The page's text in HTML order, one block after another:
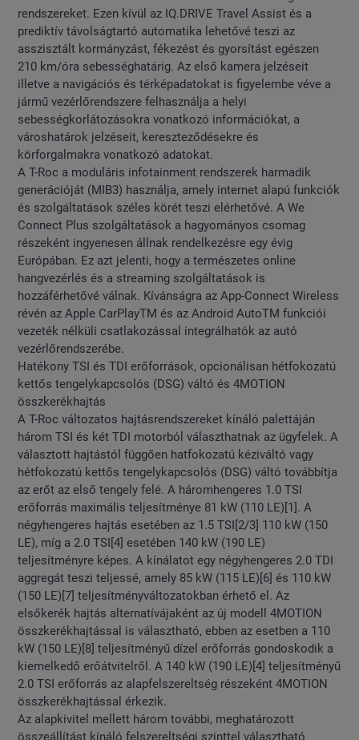
rendszereket. Ezen kívül az IQ.DRIVE Travel Assist és a
prediktív távolságtartó automatika lehetővé teszi az
asszisztált kormányzást, fékezést és gyorsítást egészen
210 km/óra sebességhatárig. Az első kamera jelzéseit
illetve a navigációs és térképadatokat is figyelembe véve a
jármű vezérlőrendszere felhasználja a helyi
sebességkorlátozásokra vonatkozó információkat, a
városhatárok jelzéseit, kereszteződésekre és
körforgalmakra vonatkozó adatokat.
A T-Roc a moduláris infotainment rendszerek harmadik
generációját (MIB3) használja, amely internet alapú funkciók
és szolgáltatások széles körét teszi elérhetővé. A We
Connect Plus szolgáltatások a hagyományos csomag
részeként ingyenesen állnak rendelkezésre egy évig
Európában. Ez azt jelenti, hogy a természetes online
hangvezérlés és a streaming szolgáltatások is
hozzáférhetővé válnak. Kívánságra az App-Connect Wireless
révén az Apple CarPlayTM és az Android AutoTM funkciói
vezeték nélküli csatlakozással integrálhatók az autó
vezérlőrendszerébe.
Hatékony TSI és TDI erőforrások, opcionálisan hétfokozatú
kettős tengelykapcsolós (DSG) váltó és 4MOTION
összkerékhajtás
A T-Roc változatos hajtásrendszereket kínáló palettáján
három TSI és két TDI motorból választhatnak az ügyfelek. A
választott hajtástól függően hatfokozatú kéziváltó vagy
hétfokozatú kettős tengelykapcsolós (DSG) váltó továbbítja
az erőt az első tengely felé. A háromhengeres 1.0 TSI
erőforrás maximális teljesítménye 81 kW (110 LE)[1]. A
négyhengeres hajtás esetében az 1.5 TSI[2/3] 110 kW (150
LE), míg a 2.0 TSI[4] esetében 140 kW (190 LE)
teljesítményre képes. A kínálatot egy négyhengeres 2.0 TDI
aggregát teszi teljessé, amely 85 kW (115 LE)[6] és 110 kW
(150 LE)[7] teljesítményváltozatokban érhető el. Az
elsőkerék hajtás alternatívájaként az új modell 4MOTION
összkerékhajtással is választható, ebben az esetben a 110
kW (150 LE)[8] teljesítményű dízel erőforrás gondoskodik a
kiemelkedő erőátvitelről. A 140 kW (190 LE)[4] teljesítményű
2.0 TSI erőforrás az alapfelszereltség részeként 4MOTION
összkerékhajtással érkezik.
Az alapkivitel mellett három további, meghatározott
összeállítást kínáló felszereltségi szinttel választható